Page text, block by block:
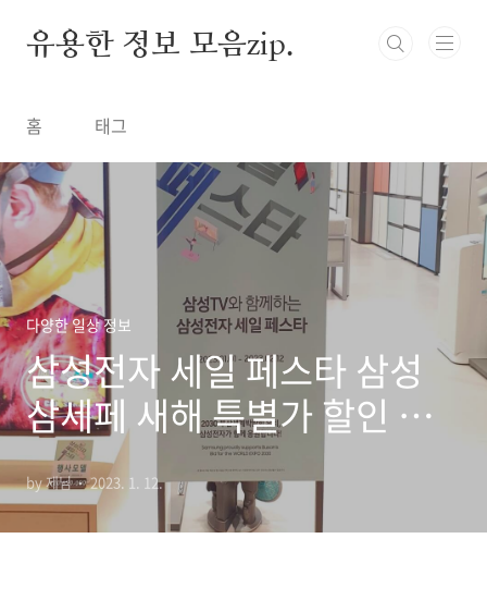
유용한 정보 모음zip.
홈 태그
다양한 일상 정보
삼성전자 세일 페스타 삼성
삼세페 새해 특별가 할인 제
품 정보
by 제님 2023. 1. 12.